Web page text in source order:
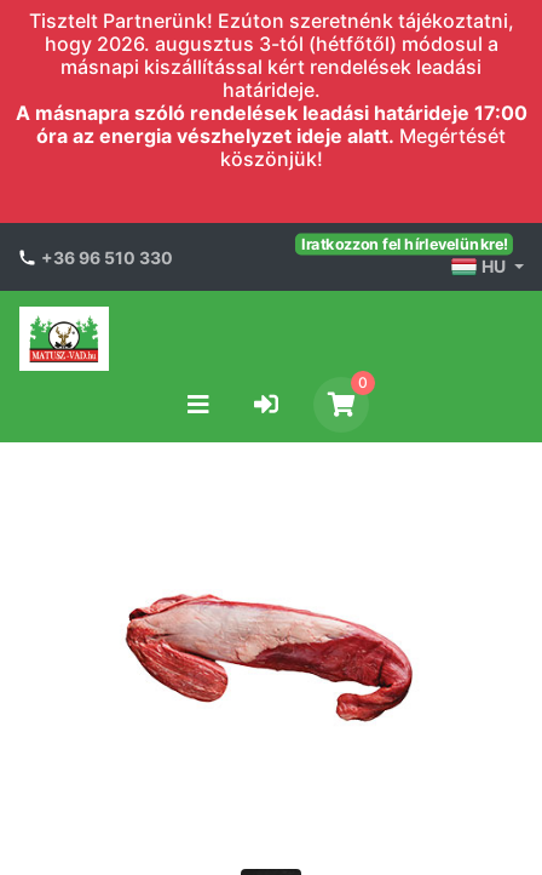
Tisztelt Partnerünk! Ezúton szeretnénk tájékoztatni,
hogy 2026. augusztus 3-tól (hétfőtől) módosul a
másnapi kiszállítással kért rendelések leadási
határideje.
A másnapra szóló rendelések leadási határideje 17:00
óra az energia vészhelyzet ideje alatt. Megértését
köszönjük!
+36 96 510 330
Iratkozzon fel hírlevelünkre!
HU
0